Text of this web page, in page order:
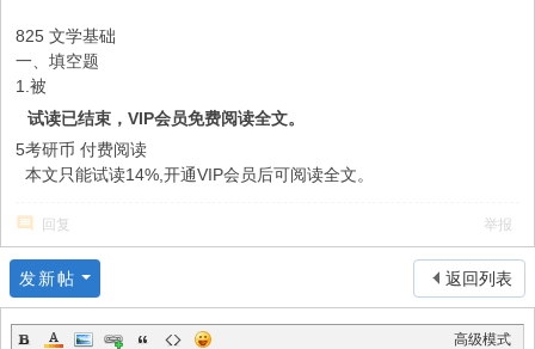
825 文学基础
一、填空题
1.被
试读已结束，VIP会员免费阅读全文。
5考研币 付费阅读
本文只能试读14%,开通VIP会员后可阅读全文。
回复 举报
返回列表
发新帖
高级模式